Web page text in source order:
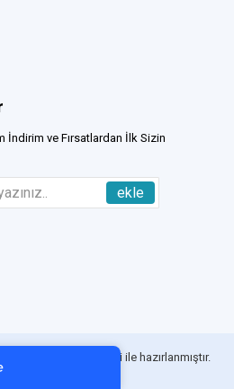
Alışveriş
İndirim ve Fırsatlardan İlk Sizin
ekle
E-Ticaret sistemleri ile hazırlanmıştır.